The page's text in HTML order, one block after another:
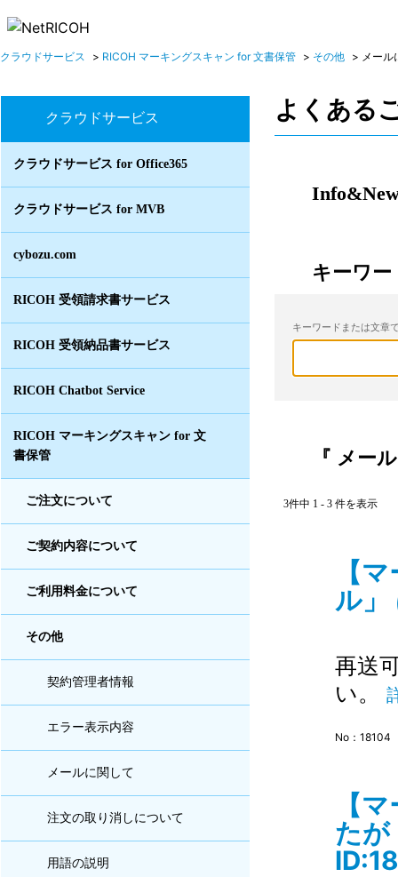
クラウドサービス > RICOH マーキングスキャン for 文書保管 > その他 > メール
クラウドサービス
クラウドサービス for Office365
クラウドサービス for MVB
cybozu.com
RICOH 受領請求書サービス
RICOH 受領納品書サービス
RICOH Chatbot Service
RICOH マーキングスキャン for 文
書保管
ご注文について
ご契約内容について
ご利用料金について
その他
契約管理者情報
エラー表示内容
メールに関して
注文の取り消しについて
用語の説明
よくある
キーワー
キーワードまたは文章
『 メー
3件中 1 - 3 件を表示
【
ル
再送
い。
No：18104
【
た